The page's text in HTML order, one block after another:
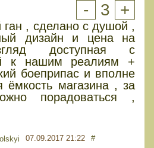
- 3 +
, сделано с душой ,
дизайн и цена на
доступная с
к нашим реалиям +
боеприпас и вполне
ёмкость магазина , за
порадоваться ,
07.09.2017 21:22 #